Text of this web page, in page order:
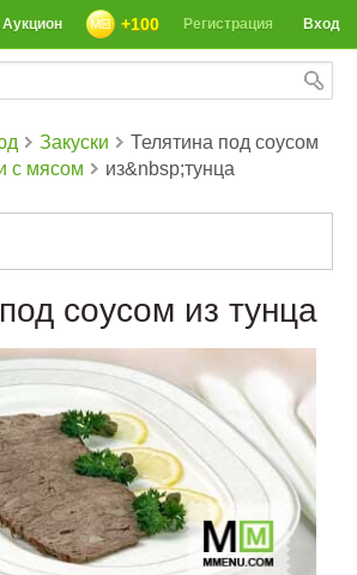
Вход
Регистрация
+100
Аукцион
Закуски
с мясом
Телятина под соусом
из&nbsp;тунца
соусом из тунца